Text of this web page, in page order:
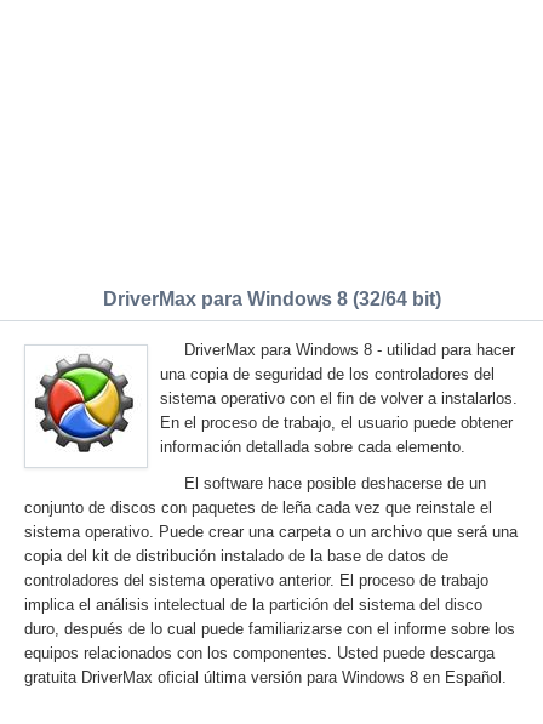
DriverMax para Windows 8 (32/64 bit)
DriverMax para Windows 8 - utilidad para hacer
una copia de seguridad de los controladores del
sistema operativo con el fin de volver a instalarlos.
En el proceso de trabajo, el usuario puede obtener
información detallada sobre cada elemento.
El software hace posible deshacerse de un
conjunto de discos con paquetes de leña cada vez que reinstale el
sistema operativo. Puede crear una carpeta o un archivo que será una
copia del kit de distribución instalado de la base de datos de
controladores del sistema operativo anterior. El proceso de trabajo
implica el análisis intelectual de la partición del sistema del disco
duro, después de lo cual puede familiarizarse con el informe sobre los
equipos relacionados con los componentes. Usted puede descarga
gratuita DriverMax oficial última versión para Windows 8 en Español.